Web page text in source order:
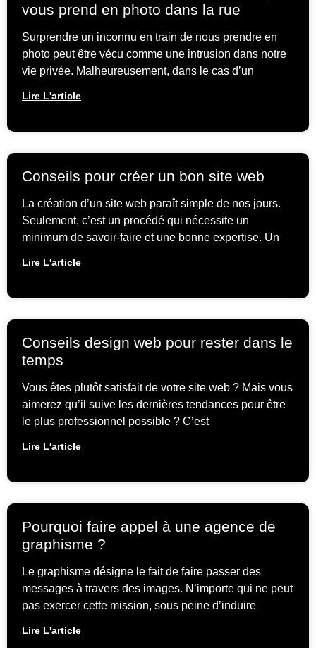
vous prend en photo dans la rue
Surprendre un inconnu en train de nous prendre en
photo peut être vécu comme une intrusion dans notre
vie privée. Malheureusement, dans le cas d’un
Lire L'article
Conseils pour créer un bon site web
La création d’un site web paraît simple de nos jours.
Seulement, c’est un procédé qui nécessite un
minimum de savoir-faire et une bonne expertise. Un
Lire L'article
Conseils design web pour rester dans le
temps
Vous êtes plutôt satisfait de votre site web ? Mais vous
aimerez qu’il suive les dernières tendances pour être
le plus professionnel possible ? C’est
Lire L'article
Pourquoi faire appel à une agence de
graphisme ?
Le graphisme désigne le fait de faire passer des
messages à travers des images. N’importe qui ne peut
pas exercer cette mission, sous peine d’induire
Lire L'article